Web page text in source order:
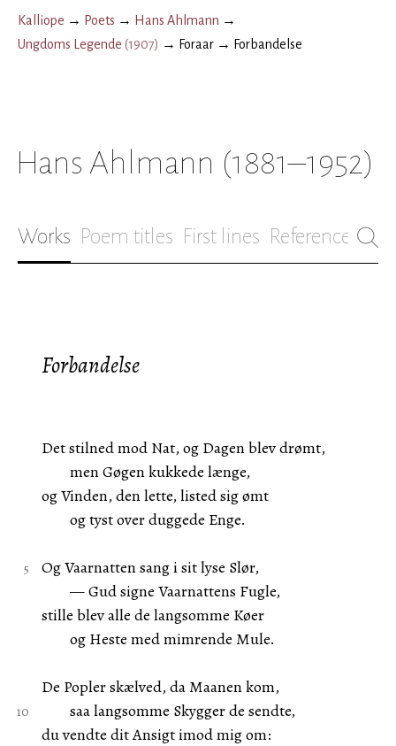
Kalliope → Poets → Hans Ahlmann →
Ungdoms Legende (1907) → Foraar → Forbandelse
Hans Ahlmann (1881–1952)
Works Poem titles First lines References
Forbandelse
Det stilned mod Nat, og Dagen blev drømt,
men Gøgen kukkede længe,
og Vinden, den lette, listed sig ømt
og tyst over duggede Enge.
Og Vaarnatten sang i sit lyse Slør,
— Gud signe Vaarnattens Fugle,
stille blev alle de langsomme Køer
og Heste med mimrende Mule.
De Popler skælved, da Maanen kom,
saa langsomme Skygger de sendte,
du vendte dit Ansigt imod mig om: